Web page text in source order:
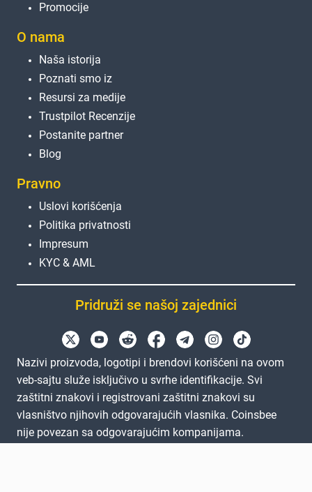
Promocije
O nama
Naša istorija
Poznati smo iz
Resursi za medije
Trustpilot Recenzije
Postanite partner
Blog
Pravno
Uslovi korišćenja
Politika privatnosti
Impresum
KYC & AML
Pridruži se našoj zajednici
Nazivi proizvoda, logotipi i brendovi korišćeni na ovom
veb-sajtu služe isključivo u svrhe identifikacije. Svi
zaštitni znakovi i registrovani zaštitni znakovi su
vlasništvo njihovih odgovarajućih vlasnika. Coinsbee
nije povezan sa odgovarajućim kompanijama.